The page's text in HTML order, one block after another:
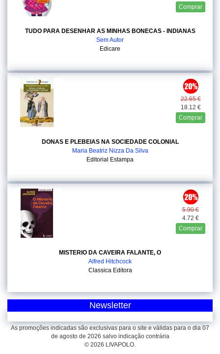
Comprar
TUDO PARA DESENHAR AS MINHAS BONECAS - INDIANAS
Sem Autor
Edicare
22.65 €
18.12 €
Comprar
DONAS E PLEBEIAS NA SOCIEDADE COLONIAL
Maria Beatriz Nizza Da Silva
Editorial Estampa
5.90 €
4.72 €
Comprar
MISTERIO DA CAVEIRA FALANTE, O
Alfred Hitchcock
Classica Editora
Newsletter
As promoções indicadas são exclusivas para o site e válidas para o dia 07
de agosto de 2026 salvo indicação contrária
© 2026 LIVAPOLO.